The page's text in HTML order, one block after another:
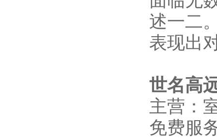
述一二
表现出
世名高
主营：
免费服